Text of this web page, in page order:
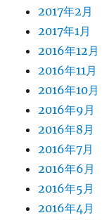
2017年2月
2017年1月
2016年12月
2016年11月
2016年10月
2016年9月
2016年8月
2016年7月
2016年6月
2016年5月
2016年4月